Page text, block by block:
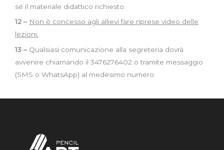
sé il materiale didattico richiesto.
12 – Non è concesso agli allievi fare riprese video delle
lezioni.
13 – Qualsiasi comunicazione alla segreteria dovrà
avvenire chiamando il 3476276402 o tramite messaggio
(SMS o WhatsApp) al medesimo numero.